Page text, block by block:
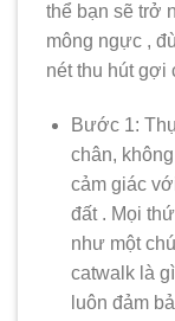
thể bạn sẽ trở
mông ngực ,
nét thu hút gợi
Bước 1:
chân,
cảm giác
đất . Mọi
như một
catwalk là
luôn đảm